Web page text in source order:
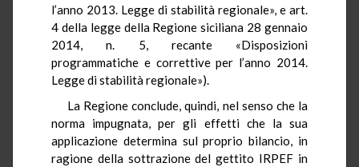
l’anno 2013. Legge di stabilità regionale», e art.
4 della legge della Regione siciliana 28 gennaio
2014, n. 5, recante «Disposizioni
programmatiche e correttive per l’anno 2014.
Legge di stabilità regionale»).
La Regione conclude, quindi, nel senso che la
norma impugnata, per gli effetti che la sua
applicazione determina sul proprio bilancio, in
ragione della sottrazione del gettito IRPEF in